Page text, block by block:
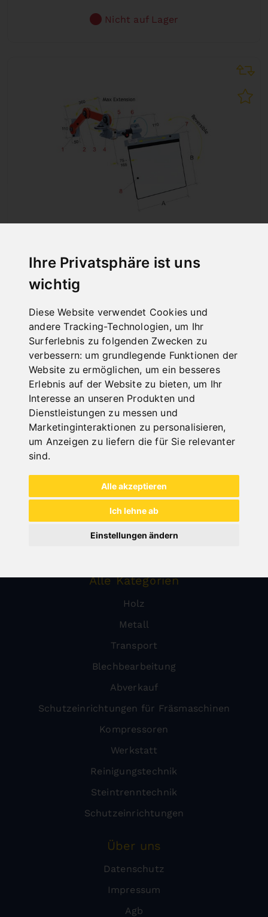
Ihre Privatsphäre ist uns
wichtig
Diese Website verwendet Cookies und
andere Tracking-Technologien, um Ihr
Surferlebnis zu folgenden Zwecken zu
verbessern: um grundlegende Funktionen der
Website zu ermöglichen, um ein besseres
Erlebnis auf der Website zu bieten, um Ihr
Interesse an unseren Produkten und
Dienstleistungen zu messen und
Marketinginteraktionen zu personalisieren,
um Anzeigen zu liefern die für Sie relevanter
sind.
Alle akzeptieren
Ich lehne ab
Einstellungen ändern
Nicht auf Lager
SCHUTZEINRICHTUNG FÜR DIVERSE
MASCHINEN PBF 10/435/SX-LINKS
Art.Nr. : 57-1259
504,00 €
inkl. 20% MWSt.
Nicht auf Lager
Alle Kategorien
Holz
Metall
Transport
Blechbearbeitung
Abverkauf
Schutzeinrichtungen für Fräsmaschinen
Kompressoren
Werkstatt
Reinigungstechnik
Steintrenntechnik
Schutzeinrichtungen
Über uns
Datenschutz
Impressum
Agb